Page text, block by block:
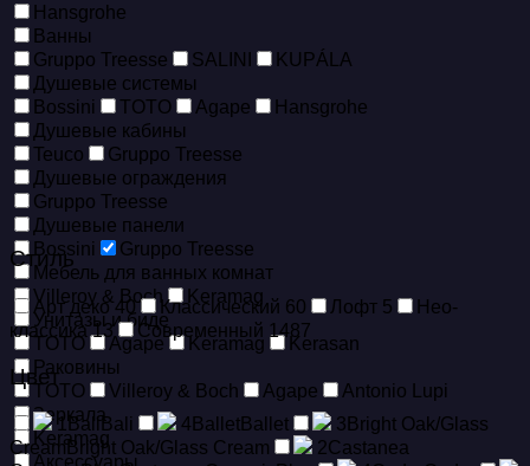
Hansgrohe
Ванны
Gruppo Treesse
SALINI
KUPÁLA
Душевые системы
Bossini
TOTO Agape
Hansgrohe
Душевые кабины
Teuco
Gruppo Treesse
Душевые ограждения
Gruppo Treesse
Душевые панели
Bossini
Gruppo Treesse
Мебель для ванных комнат
Villeroy & Boch
Keramag
Унитазы и биде
TOTO
Agape Keramag
Kerasan
Раковины
TOTO
Villeroy & Boch Agape
Antonio Lupi
Зеркала
Keramag
Аксессуары
Стиль
Арт деко40 Классический 60 Лофт 5
Нео-
классика13 Современный 1487
Цвет
1BaliBali 4 BalletBallet 3 Bright Oak/Glass
CreamBright Oak/Glass Cream 2Castanea